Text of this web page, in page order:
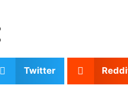
Twitter